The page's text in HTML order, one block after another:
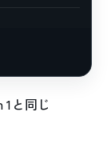
と同じ